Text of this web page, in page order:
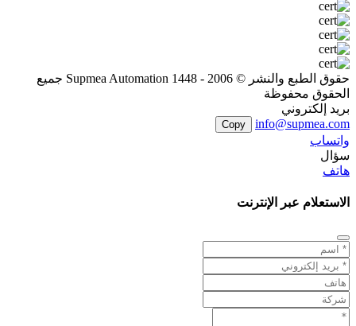
حقوق الطبع والنشر © 2006 - 1448 Supmea Automation جميع
الحقوق محفوظة
بريد إلكتروني
info@supmea.com
Copy
واتساب
سؤال
هاتف
الاستعلام عبر الإنترنت